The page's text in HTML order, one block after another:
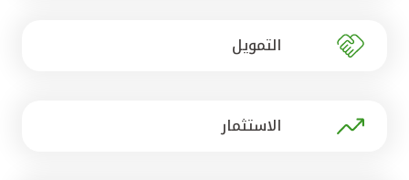
مصر
التمويل
الاستثمار